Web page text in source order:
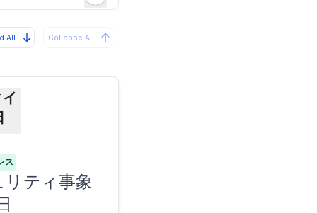
All Collapse All
ス
リティ事象